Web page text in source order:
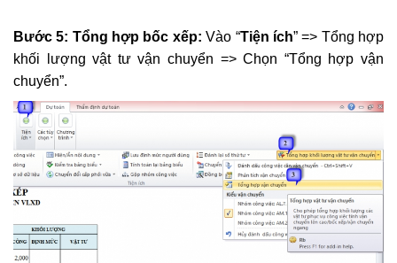
Bước 5: Tổng hợp bốc xếp: Vào “Tiện ích” => Tổng hợp
khối lượng vật tư vận chuyển => Chọn “Tổng hợp vận
chuyển”.